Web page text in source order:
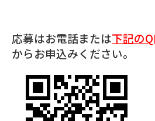
応募はお電話または下記の
からお申込みください。